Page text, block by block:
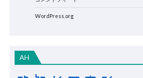
WordPress.org
AH